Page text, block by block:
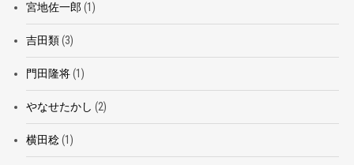
宮地佐一郎 (1)
吉田類(3)
門田隆将(1)
やなせたかし (2)
横田稔(1)